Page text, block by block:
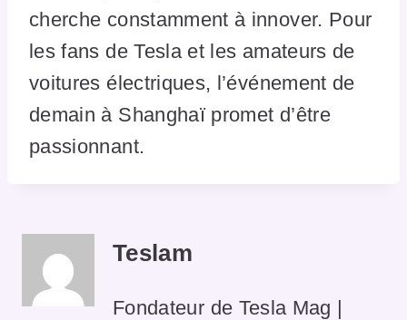
cherche constamment à innover. Pour
les fans de Tesla et les amateurs de
voitures électriques, l’événement de
demain à Shanghaï promet d’être
passionnant.
Teslam
Fondateur de Tesla Mag |